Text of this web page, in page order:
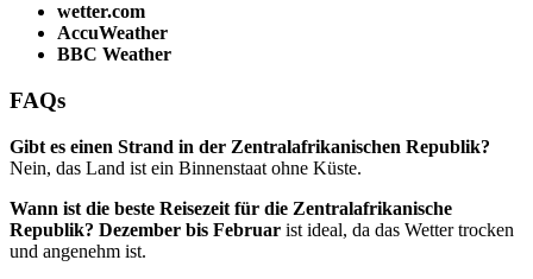
wetter.com
AccuWeather
BBC Weather
FAQs
Gibt es einen Strand in der Zentralafrikanischen Republik?
Nein, das Land ist ein Binnenstaat ohne Küste.
Wann ist die beste Reisezeit für die Zentralafrikanische
Republik? Dezember bis Februar ist ideal, da das Wetter trocken
und angenehm ist.